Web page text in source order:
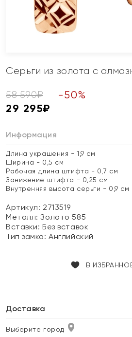
Серьги из золота с
58 590₽ -50%
29 295₽
Информация
Длина украшения - 1,9 см
Ширина - 0,5 см
Рабочая длина штифта - 0,7 см
Занижение штифта - 0,25 см
Внутренняя высота серьги - 0,9 см
Артикул: 2713519
Металл:Золото 585
Вставки:Без вставок
Тип замка:Английский
В
Доставка
Выберите город